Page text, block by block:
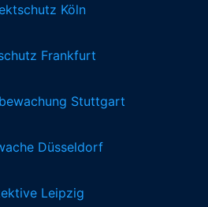
Köln
Frankfurt
Stuttgart
Düsseldorf
Leipzig